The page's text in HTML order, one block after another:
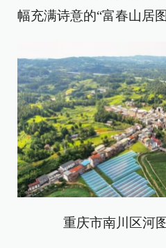
幅充满诗意的“富春山居
重庆市南川区河